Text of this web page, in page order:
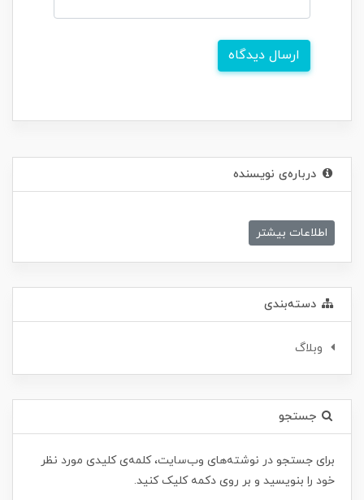
ارسال دیدگاه
درباره‌ی نویسنده
اطلاعات بیشتر
دسته‌بندی
وبلاگ
جستجو
برای جستجو در نوشته‌های وب‌سایت، کلمه‌ی کلیدی مورد نظر
خود را بنویسید و بر روی دکمه کلیک کنید.